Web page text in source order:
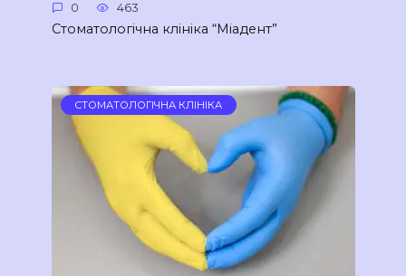
0 463
Стоматологічна клініка “Міадент”
СТОМАТОЛОГІЧНА КЛІНІКА